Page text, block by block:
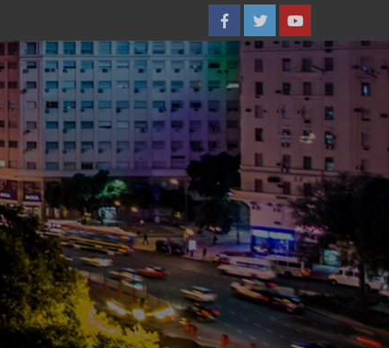
FacebookTwitterYouTube